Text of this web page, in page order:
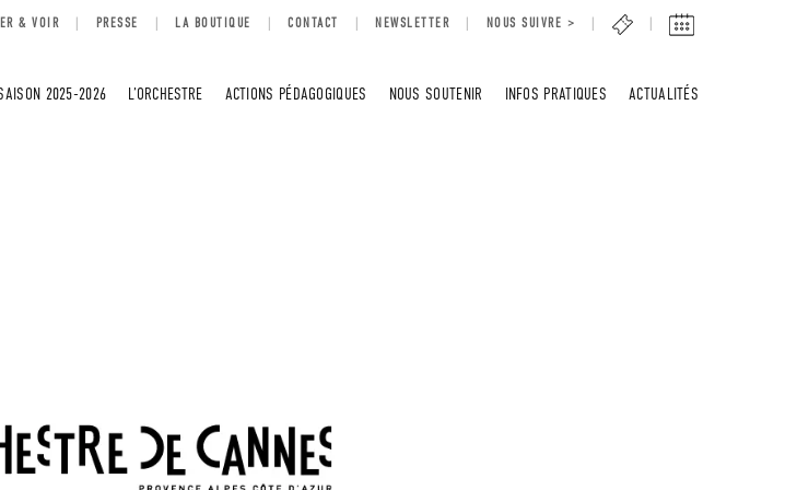
& VOIR PRESSE LA BOUTIQUE CONTACT NEWSLETTER NOUS SUIVRE >
2025-2026 L’ORCHESTRE ACTIONS PÉDAGOGIQUES NOUS SOUTENIR INFOS PRATIQUES ACTUALITÉS